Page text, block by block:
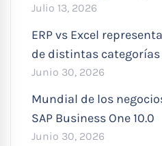
Julio 13, 2026
ERP vs Excel
de distintas categorías
Junio 30, 2026
Mundial de los
SAP Business One 10.0
Junio 30, 2026